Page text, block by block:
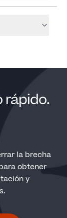
rápido.
la brecha
obtener
y